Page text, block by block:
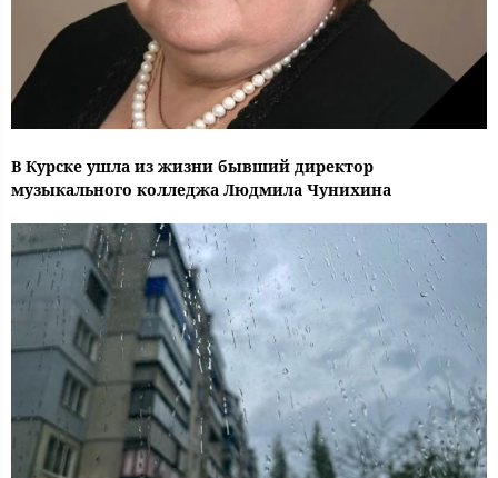
В Курске ушла из жизни бывший директор
музыкального колледжа Людмила Чунихина